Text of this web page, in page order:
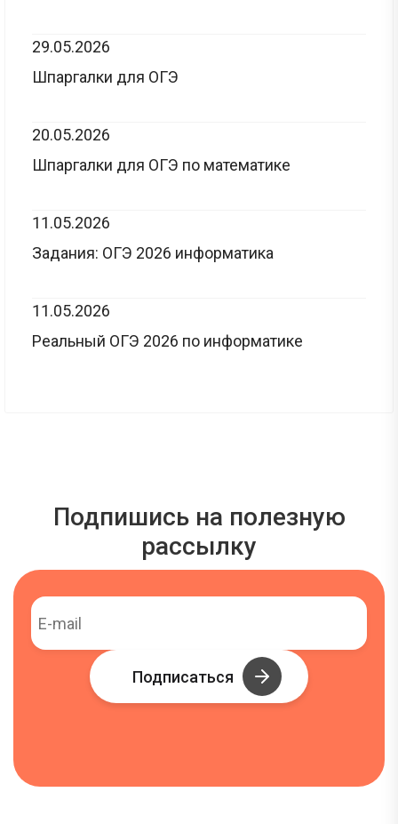
29.05.2026
Шпаргалки для ОГЭ
20.05.2026
Шпаргалки для ОГЭ по математике
11.05.2026
Задания: ОГЭ 2026 информатика
11.05.2026
Реальный ОГЭ 2026 по информатике
Подпишись на полезную
рассылку
Подписаться